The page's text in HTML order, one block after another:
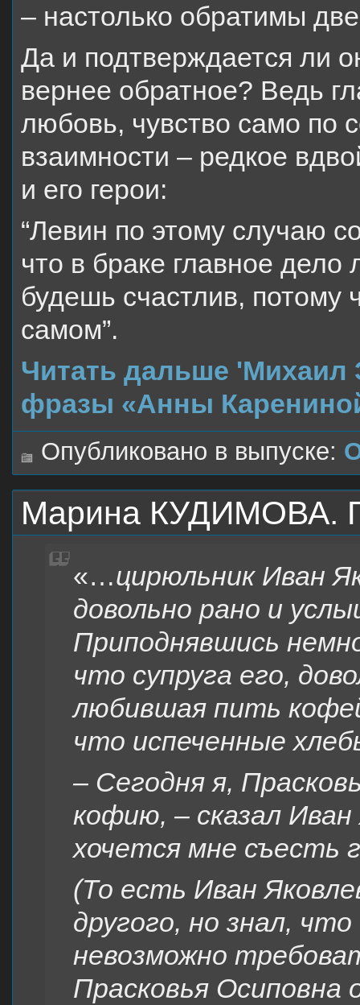
– настолько обратимы
Да и подтверждается ли
вернее обратное? Ведь
любовь, чувство само по
взаимности – редкое
и его герои:
“Левин по этому случаю
что в бpаке главное
будешь счастлив, потому
самом”.
Читать дальше
фразы «Анны
Опубликовано в выпуске:
Марина КУДИМОВА.
«…цирюльник Иван
довольно рано и
Приподнявшись
что супруга его,
любившая пить
что испеченные
– Сегодня я,
кофию, – сказал
хочется мне съесть
(То есть Иван
другого, но знал,
невозможно
Прасковья Осиповна